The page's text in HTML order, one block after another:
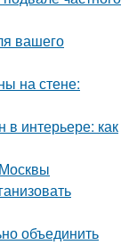
вашего
на стене:
интерьере: как
объединить